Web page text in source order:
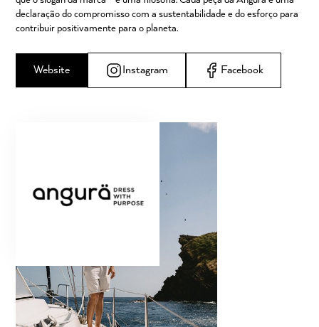
declaração do compromisso com a sustentabilidade e do esforço para
contribuir positivamente para o planeta.
Website Instagram Facebook